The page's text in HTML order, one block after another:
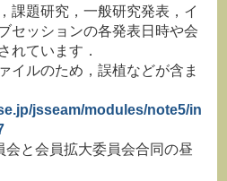
課題研究，一般研究発表，イ
セッションの各発表日時や会
れています．
イルのため，誤植などが含ま
jsseam/modules/note5/in
会と会員拡大委員会合同の昼